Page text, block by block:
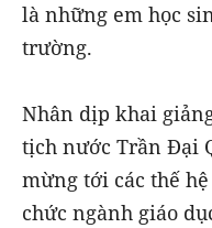
là những em học
trường.
Nhân dịp khai
tịch nước Trần Đại
mừng tới các thế
chức ngành giáo